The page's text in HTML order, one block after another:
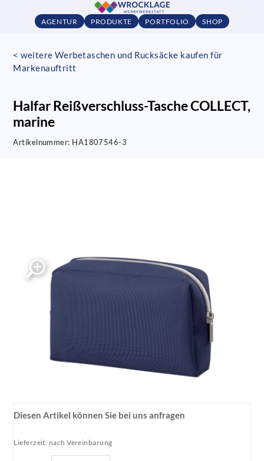
AGENTUR PRODUKTE PORTFOLIO SHOP
< weitere Werbetaschen und Rucksäcke kaufen für
Markenauftritt
Halfar Reißverschluss-Tasche COLLECT,
marine
Artikelnummer: HA1807546-3
Diesen Artikel können Sie bei uns anfragen
Lieferzeit: nach Vereinbarung